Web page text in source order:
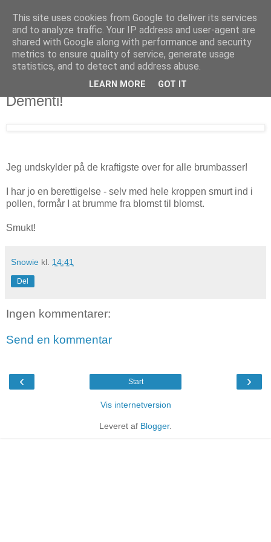
..::Snowies univerS::..
- al færdsel sker på eget ansvar -
onsdag, maj 17, 2006
Dementi!
Jeg undskylder på de kraftigste over for alle brumbasser!
I har jo en berettigelse - selv med hele kroppen smurt ind i
pollen, formår I at brumme fra blomst til blomst.
Smukt!
Snowie kl. 14:41
Del
Ingen kommentarer:
Send en kommentar
‹ ›
Start
Vis internetversion
Leveret af Blogger.
This site uses cookies from Google to deliver its services
and to analyze traffic. Your IP address and user-agent are
shared with Google along with performance and security
metrics to ensure quality of service, generate usage
statistics, and to detect and address abuse.
LEARN MORE GOT IT